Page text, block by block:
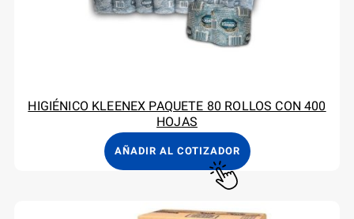
HIGIÉNICO KLEENEX PAQUETE 80 ROLLOS CON 400
HOJAS
AÑADIR AL COTIZADOR